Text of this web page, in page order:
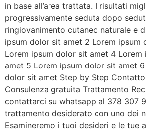
in base all’area trattata. I risultati
progressivamente seduta dopo
ringiovanimento cutaneo naturale e
ipsum dolor sit amet 2 Lorem ipsum
Lorem ipsum dolor sit amet 4 Lorem
amet 5 Lorem ipsum dolor sit amet
dolor sit amet Step by Step Contatto
Consulenza gratuita Trattamento
contattarci su whatsapp al 378 307
trattamento desiderato con uno dei
Esamineremo i tuoi desideri e le tue